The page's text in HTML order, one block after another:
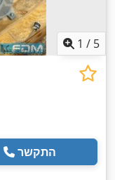
1 / 5
התקשר